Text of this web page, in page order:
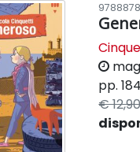
pp. 184
€